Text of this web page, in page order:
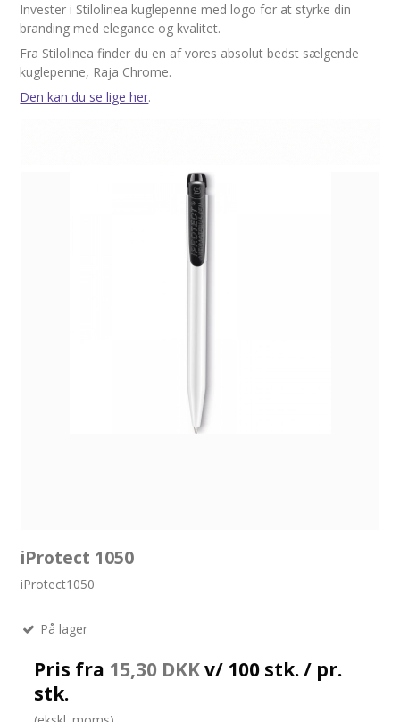
Invester i Stilolinea kuglepenne med logo for at styrke din
branding med elegance og kvalitet.
Fra Stilolinea finder du en af vores absolut bedst sælgende
kuglepenne, Raja Chrome.
Den kan du se lige her.
iProtect 1050
iProtect1050
På lager
Pris fra 15,30 DKKv/ 100 stk. / pr.
stk.